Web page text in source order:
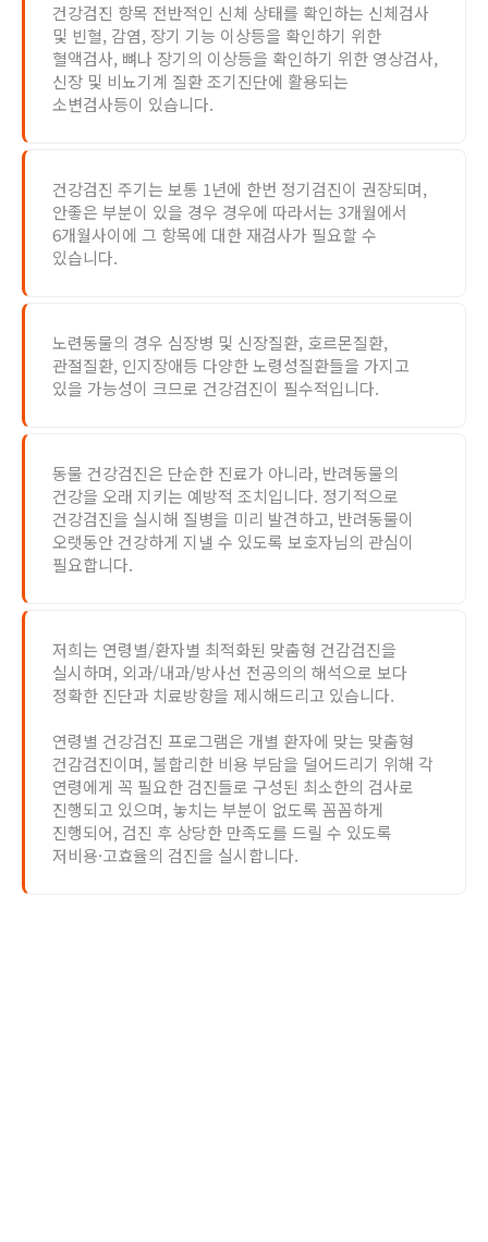
건강검진 항목 전반적인 신체 상태를 확인하는 신체검사
및 빈혈, 감염, 장기 기능 이상등을 확인하기 위한
혈액검사, 뼈나 장기의 이상등을 확인하기 위한 영상검사,
신장 및 비뇨기계 질환 조기진단에 활용되는
소변검사등이 있습니다.
건강검진 주기는 보통 1년에 한번 정기검진이 권장되며,
안좋은 부분이 있을 경우 경우에 따라서는 3개월에서
6개월사이에 그 항목에 대한 재검사가 필요할 수
있습니다.
노련동물의 경우 심장병 및 신장질환, 호르몬질환,
관절질환, 인지장애등 다양한 노령성질환들을 가지고
있을 가능성이 크므로 건강검진이 필수적입니다.
동물 건강검진은 단순한 진료가 아니라, 반려동물의
건강을 오래 지키는 예방적 조치입니다. 정기적으로
건강검진을 실시해 질병을 미리 발견하고, 반려동물이
오랫동안 건강하게 지낼 수 있도록 보호자님의 관심이
필요합니다.
저희는 연령별/환자별 최적화된 맞춤형 건감검진을
실시하며, 외과/내과/방사선 전공의의 해석으로 보다
정확한 진단과 치료방향을 제시해드리고 있습니다.
연령별 건강검진 프로그램은 개별 환자에 맞는 맞춤형
건감검진이며, 불합리한 비용 부담을 덜어드리기 위해 각
연령에게 꼭 필요한 검진들로 구성된 최소한의 검사로
진행되고 있으며, 놓치는 부분이 없도록 꼼꼼하게
진행되어, 검진 후 상당한 만족도를 드릴 수 있도록
저비용·고효율의 검진을 실시합니다.